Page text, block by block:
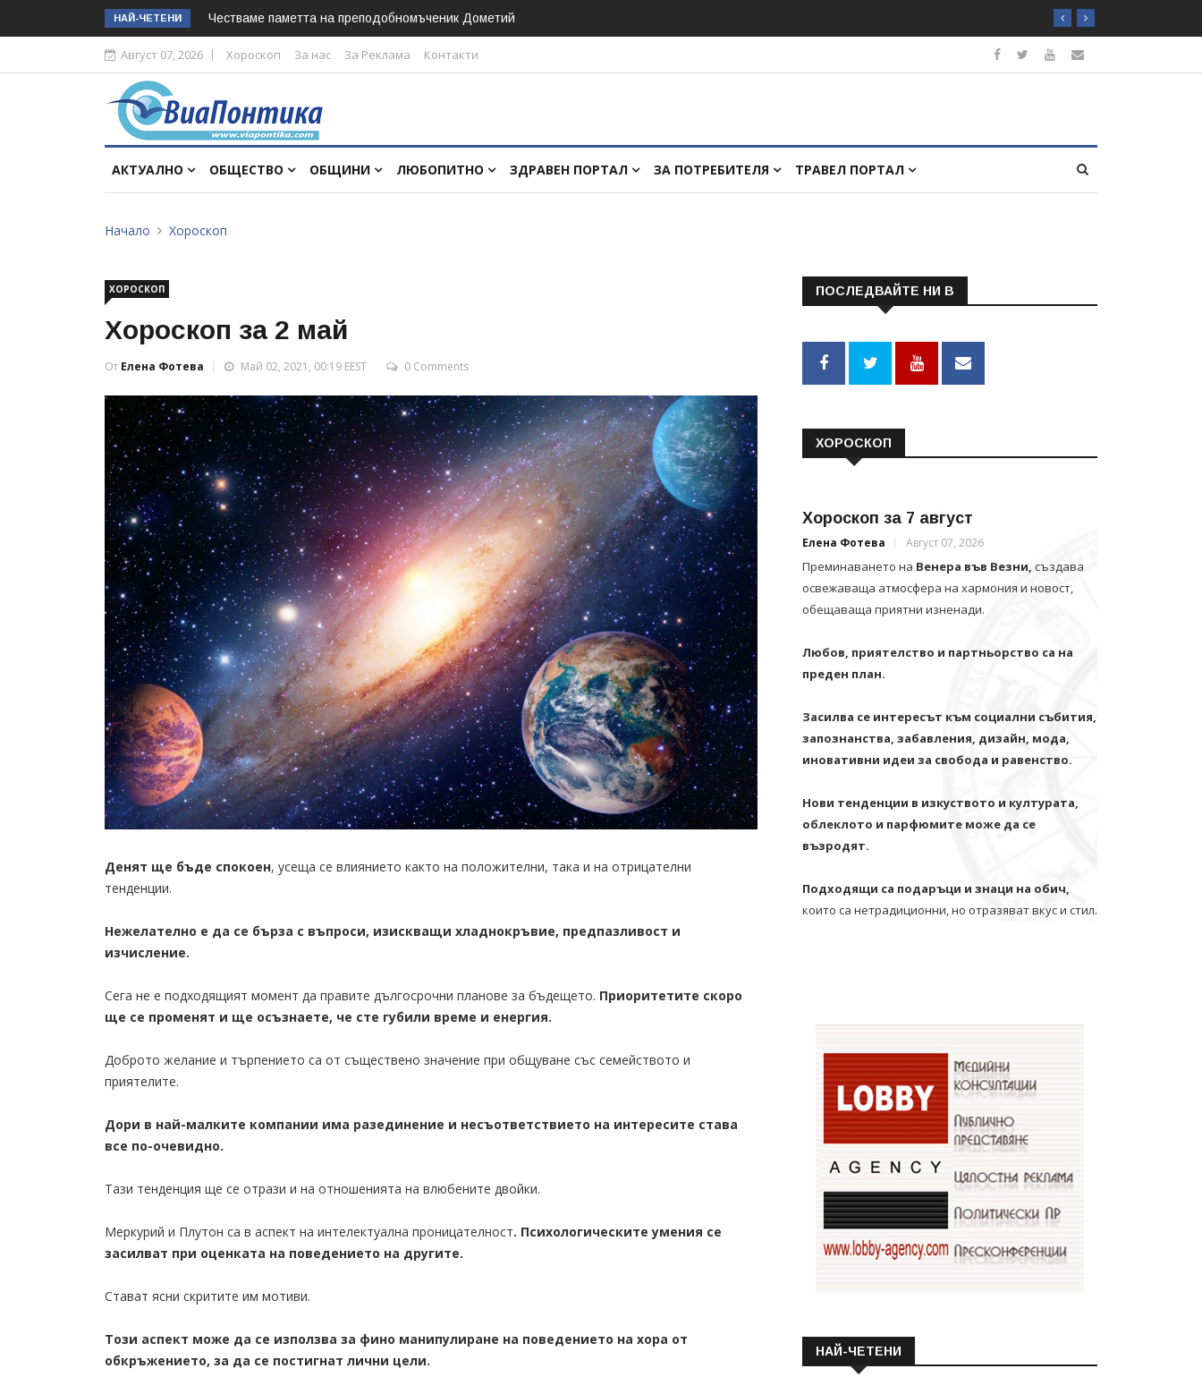
НАЙ-ЧЕТЕНИ Честваме паметта на преподобномъченик Дометий
Август 07, 2026 Хороскоп За нас За Реклама Контакти
АКТУАЛНО ОБЩЕСТВО ОБЩИНИ ЛЮБОПИТНО ЗДРАВЕН ПОРТАЛ ЗА ПОТРЕБИТЕЛЯ ТРАВЕЛ ПОРТАЛ
Начало Хороскоп
ХОРОСКОП
Хороскоп за 2 май
От Елена Фотева Май 02, 2021, 00:19 EEST 0 Comments
Денят ще бъде спокоен, усеща се влиянието както на положителни, така и на отрицателни
тенденции.
Нежелателно е да се бърза с въпроси, изискващи хладнокръвие, предпазливост и
изчисление.
Сега не е подходящият момент да правите дългосрочни планове за бъдещето. Приоритетите скоро
ще се променят и ще осъзнаете, че сте губили време и енергия.
Доброто желание и търпението са от съществено значение при общуване със семейството и
приятелите.
Дори в най-малките компании има разединение и несъответствието на интересите става
все по-очевидно.
Тази тенденция ще се отрази и на отношенията на влюбените двойки.
Меркурий и Плутон са в аспект на интелектуална проницателност. Психологическите умения се
засилват при оценката на поведението на другите.
Стават ясни скритите им мотиви.
Този аспект може да се използва за фино манипулиране на поведението на хора от
обкръжението, за да се постигнат лични цели.
ПОСЛЕДВАЙТЕ НИ В
ХОРОСКОП
Хороскоп за 7 август
Елена Фотева Август 07, 2026
Преминаването на Венера във Везни, създава
освежаваща атмосфера на хармония и новост,
обещаваща приятни изненади.
Любов, приятелство и партньорство са на
преден план.
Засилва се интересът към социални събития,
запознанства, забавления, дизайн, мода,
иновативни идеи за свобода и равенство.
Нови тенденции в изкуството и културата,
облеклото и парфюмите може да се
възродят.
Подходящи са подаръци и знаци на обич,
които са нетрадиционни, но отразяват вкус и стил.
НАЙ-ЧЕТЕНИ